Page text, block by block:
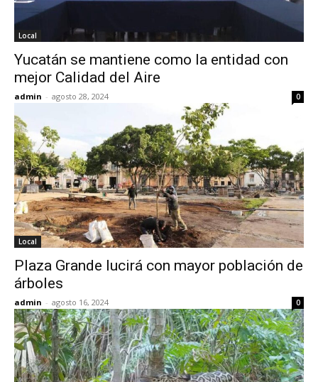
Local
Yucatán se mantiene como la entidad con
mejor Calidad del Aire
admin - agosto 28, 2024 0
Local
Plaza Grande lucirá con mayor población de
árboles
admin - agosto 16, 2024 0